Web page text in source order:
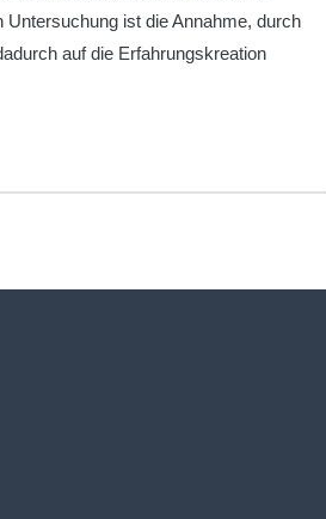
ist die Annahme, durch
auf die Erfahrungskreation